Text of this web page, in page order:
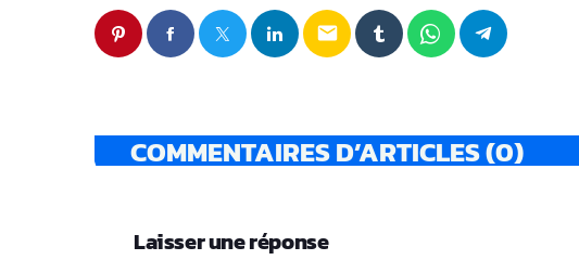
email
COMMENTAIRES D’ARTICLES (0)
Laisser une réponse